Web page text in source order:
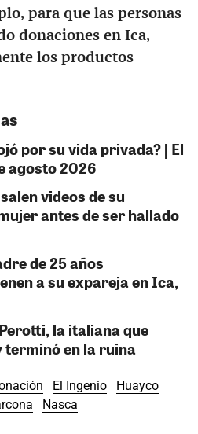
para que las personas
donaciones en Ica,
los productos
por su vida privada? | El
agosto 2026
videos de su
antes de ser hallado
de 25 años
a su expareja en Ica,
la italiana que
terminó en la ruina
El Ingenio
Huayco
Nasca